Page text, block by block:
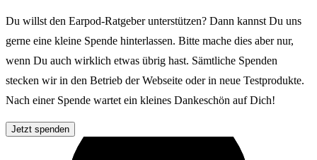
Du willst den Earpod-Ratgeber unterstützen? Dann kannst Du uns
gerne eine kleine Spende hinterlassen. Bitte mache dies aber nur,
wenn Du auch wirklich etwas übrig hast. Sämtliche Spenden
stecken wir in den Betrieb der Webseite oder in neue Testprodukte.
Nach einer Spende wartet ein kleines Dankeschön auf Dich!
Jetzt spenden